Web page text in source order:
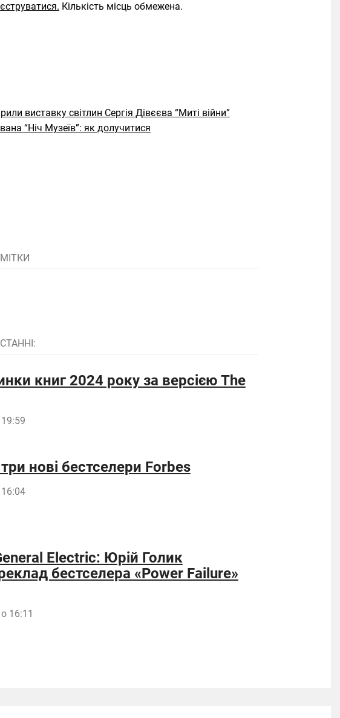
Кількість місць обмежена.
виставку світлин Сергія Дівєєва “Миті війни”
“Ніч Музеїв”: як долучитися
МІТКИ
книг 2024 року за версією The
нові бестселери Forbes
Electric: Юрій Голик
бестселера «Power Failure»
16:11